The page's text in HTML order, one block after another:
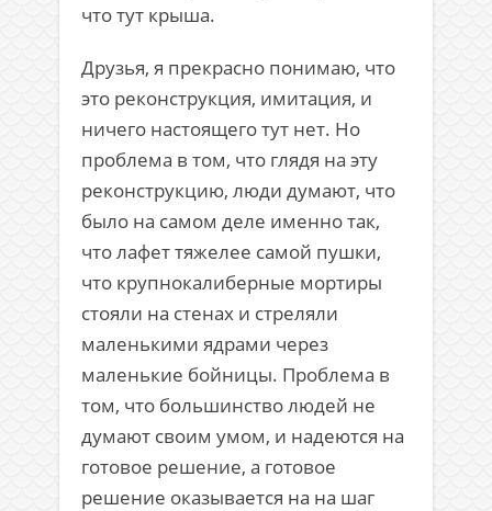
что тут крыша.
Друзья, я прекрасно понимаю, что
это реконструкция, имитация, и
ничего настоящего тут нет. Но
проблема в том, что глядя на эту
реконструкцию, люди думают, что
было на самом деле именно так,
что лафет тяжелее самой пушки,
что крупнокалиберные мортиры
стояли на стенах и стреляли
маленькими ядрами через
маленькие бойницы. Проблема в
том, что большинство людей не
думают своим умом, и надеются на
готовое решение, а готовое
решение оказывается на на шаг